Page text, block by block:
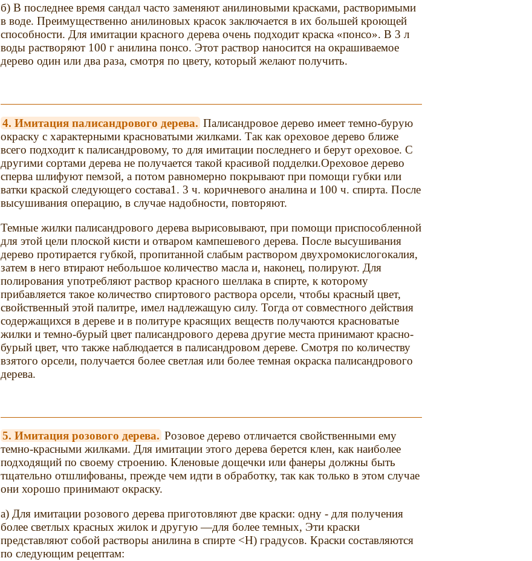
б) В последнее время сандал часто заменяют анилиновыми красками, растворимыми
в воде. Преимущественно анилиновых красок заключается в их большей кроющей
способности. Для имитации красного дерева очень подходит краска «понсо». В 3 л
воды растворяют 100 г анилина понсо. Этот раствор наносится на окрашиваемое
дерево один или два раза, смотря по цвету, который желают получить.
4. Имитация палисандрового дерева. Палисандровое дерево имеет темно-бурую
окраску с характерными красноватыми жилками. Так как ореховое дерево ближе
всего подходит к палисандровому, то для имитации последнего и берут ореховое. С
другими сортами дерева не получается такой красивой подделки.Ореховое дерево
сперва шлифуют пемзой, а потом равномерно покрывают при помощи губки или
ватки краской следующего состава1. 3 ч. коричневого аналина и 100 ч. спирта. После
высушивания операцию, в случае надобности, повторяют.
Темные жилки палисандрового дерева вырисовывают, при помощи приспособленной
для этой цели плоской кисти и отваром кампешевого дерева. После высушивания
дерево протирается губкой, пропитанной слабым раствором двухромокислогокалия,
затем в него втирают небольшое количество масла и, наконец, полируют. Для
полирования употребляют раствор красного шеллака в спирте, к которому
прибавляется такое количество спиртового раствора орсели, чтобы красный цвет,
свойственный этой палитре, имел надлежащую силу. Тогда от совместного действия
содержащихся в дереве и в политуре красящих веществ получаются красноватые
жилки и темно-бурый цвет палисандрового дерева другие места принимают красно-
бурый цвет, что также наблюдается в палисандровом дереве. Смотря по количеству
взятого орсели, получается более светлая или более темная окраска палисандрового
дерева.
5. Имитация розового дерева. Розовое дерево отличается свойственными ему
темно-красными жилками. Для имитации этого дерева берется клен, как наиболее
подходящий по своему строению. Кленовые дощечки или фанеры должны быть
тщательно отшлифованы, прежде чем идти в обработку, так как только в этом случае
они хорошо принимают окраску.
а) Для имитации розового дерева приготовляют две краски: одну - для получения
более светлых красных жилок и другую —для более темных, Эти краски
представляют собой растворы анилина в спирте <Н) градусов. Краски составляются
по следующим рецептам: